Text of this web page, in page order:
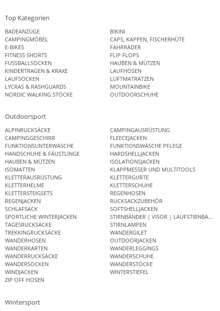
Top Kategorien
BADEANZÜGE
BIKINI
CAMPINGMÖBEL
CAPS, KAPPEN, FISCHERHÜTE
E-BIKES
FAHRRÄDER
FITNESS SHORTS
FLIP FLOPS
FUSSBALLSOCKEN
HAUBEN & MÜTZEN
KINDERTRAGEN & KRAXE
LAUFHOSEN
LAUFSOCKEN
LUFTMATRATZEN
LYCRAS & RASHGUARDS
MOUNTAINBIKE
NORDIC WALKING STÖCKE
OUTDOORSCHUHE
Outdoorsport
ALPINRUCKSÄCKE
CAMPINGAUSRÜSTUNG
CAMPINGGESCHIRR
FLEECEJACKEN
FUNKTIONSUNTERWÄSCHE
FUNKTIONSWÄSCHE PFLEGE
HANDSCHUHE & FÄUSTLINGE
HARDSHELLJACKEN
HAUBEN & MÜTZEN
ISOLATIONSJACKEN
ISOMATTEN
KLAPPMESSER UND MULTITOOLS
KLETTERAUSRÜSTUNG
KLETTERGURTE
KLETTERHELME
KLETTERSCHUHE
KLETTERSTEIGSETS
REGENHOSEN
REGENJACKEN
RUCKSACKZUBEHÖR
SCHLAFSACK
SOFTSHELLJACKEN
SPORTLICHE WINTERJACKEN
STIRNBÄNDER | VISOR | LAUFSTIRNBAND
TAGESRUCKSÄCKE
STIRNLAMPEN
TREKKINGRUCKSÄCKE
WANDERGILET
WANDERHOSEN
OUTDOORJACKEN
WANDERKARTEN
WANDERLEGGINGS
WANDERRUCKSÄCKE
WANDERSCHUHE
WANDERSOCKEN
WANDERSTÖCKE
WINDJACKEN
WINTERSTIEFEL
ZIP OFF HOSEN
Wintersport